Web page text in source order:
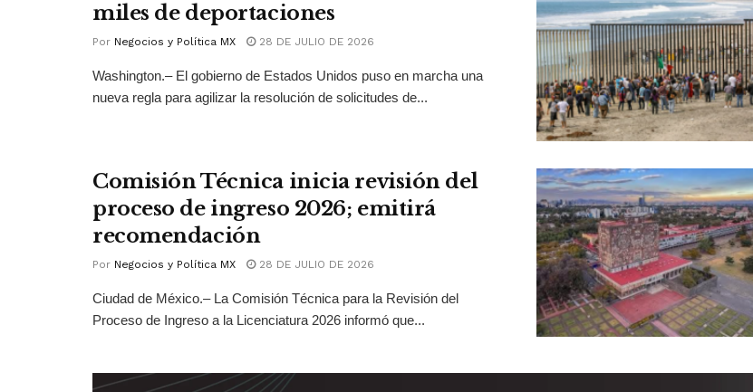
miles de deportaciones
Por Negocios y Política MX 28 DE JULIO DE 2026
Washington.– El gobierno de Estados Unidos puso en marcha una
nueva regla para agilizar la resolución de solicitudes de...
Comisión Técnica inicia revisión del
proceso de ingreso 2026; emitirá
recomendación
Por Negocios y Política MX 28 DE JULIO DE 2026
Ciudad de México.– La Comisión Técnica para la Revisión del
Proceso de Ingreso a la Licenciatura 2026 informó que...